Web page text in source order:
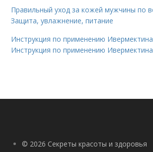
Правильный уход за кожей мужчины по
Защита, увлажнение, питание
Инструкция по применению
Инструкция по применению Ивермектина
© 2026 Секреты красоты и здоровья